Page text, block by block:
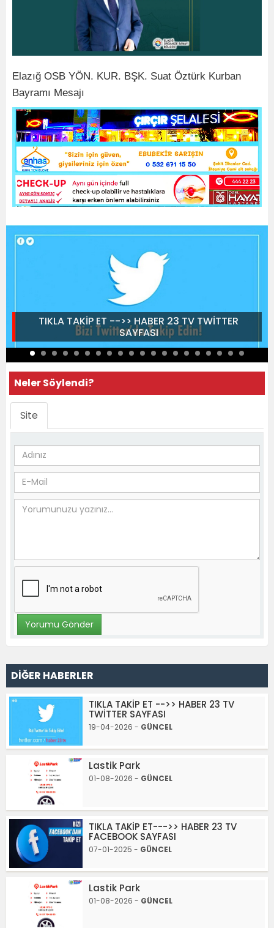
Elazığ OSB YÖN. KUR. BŞK. Suat Öztürk Kurban
Bayramı Mesajı
TIKLA TAKİP ET -->> HABER 23 TV TWİTTER
SAYFASI
Neler Söylendi?
Site
DİĞER HABERLER
TIKLA TAKİP ET -->> HABER 23 TV
TWİTTER SAYFASI
19-04-2026 - GÜNCEL
Lastik Park
01-08-2026 - GÜNCEL
TIKLA TAKİP ET--->> HABER 23 TV
FACEBOOK SAYFASI
07-01-2025 - GÜNCEL
Lastik Park
01-08-2026 - GÜNCEL